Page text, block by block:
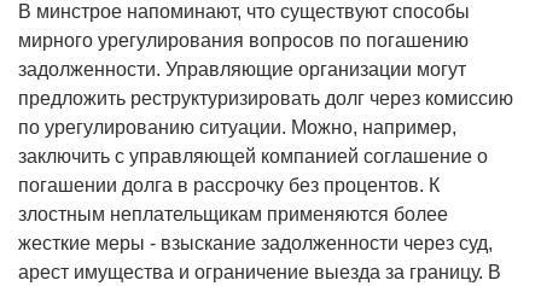
В минстрое напоминают, что существуют способы
мирного урегулирования вопросов по погашению
задолженности. Управляющие организации могут
предложить реструктуризировать долг через комиссию
по урегулированию ситуации. Можно, например,
заключить с управляющей компанией соглашение о
погашении долга в рассрочку без процентов. К
злостным неплательщикам применяются более
жесткие меры - взыскание задолженности через суд,
арест имущества и ограничение выезда за границу. В